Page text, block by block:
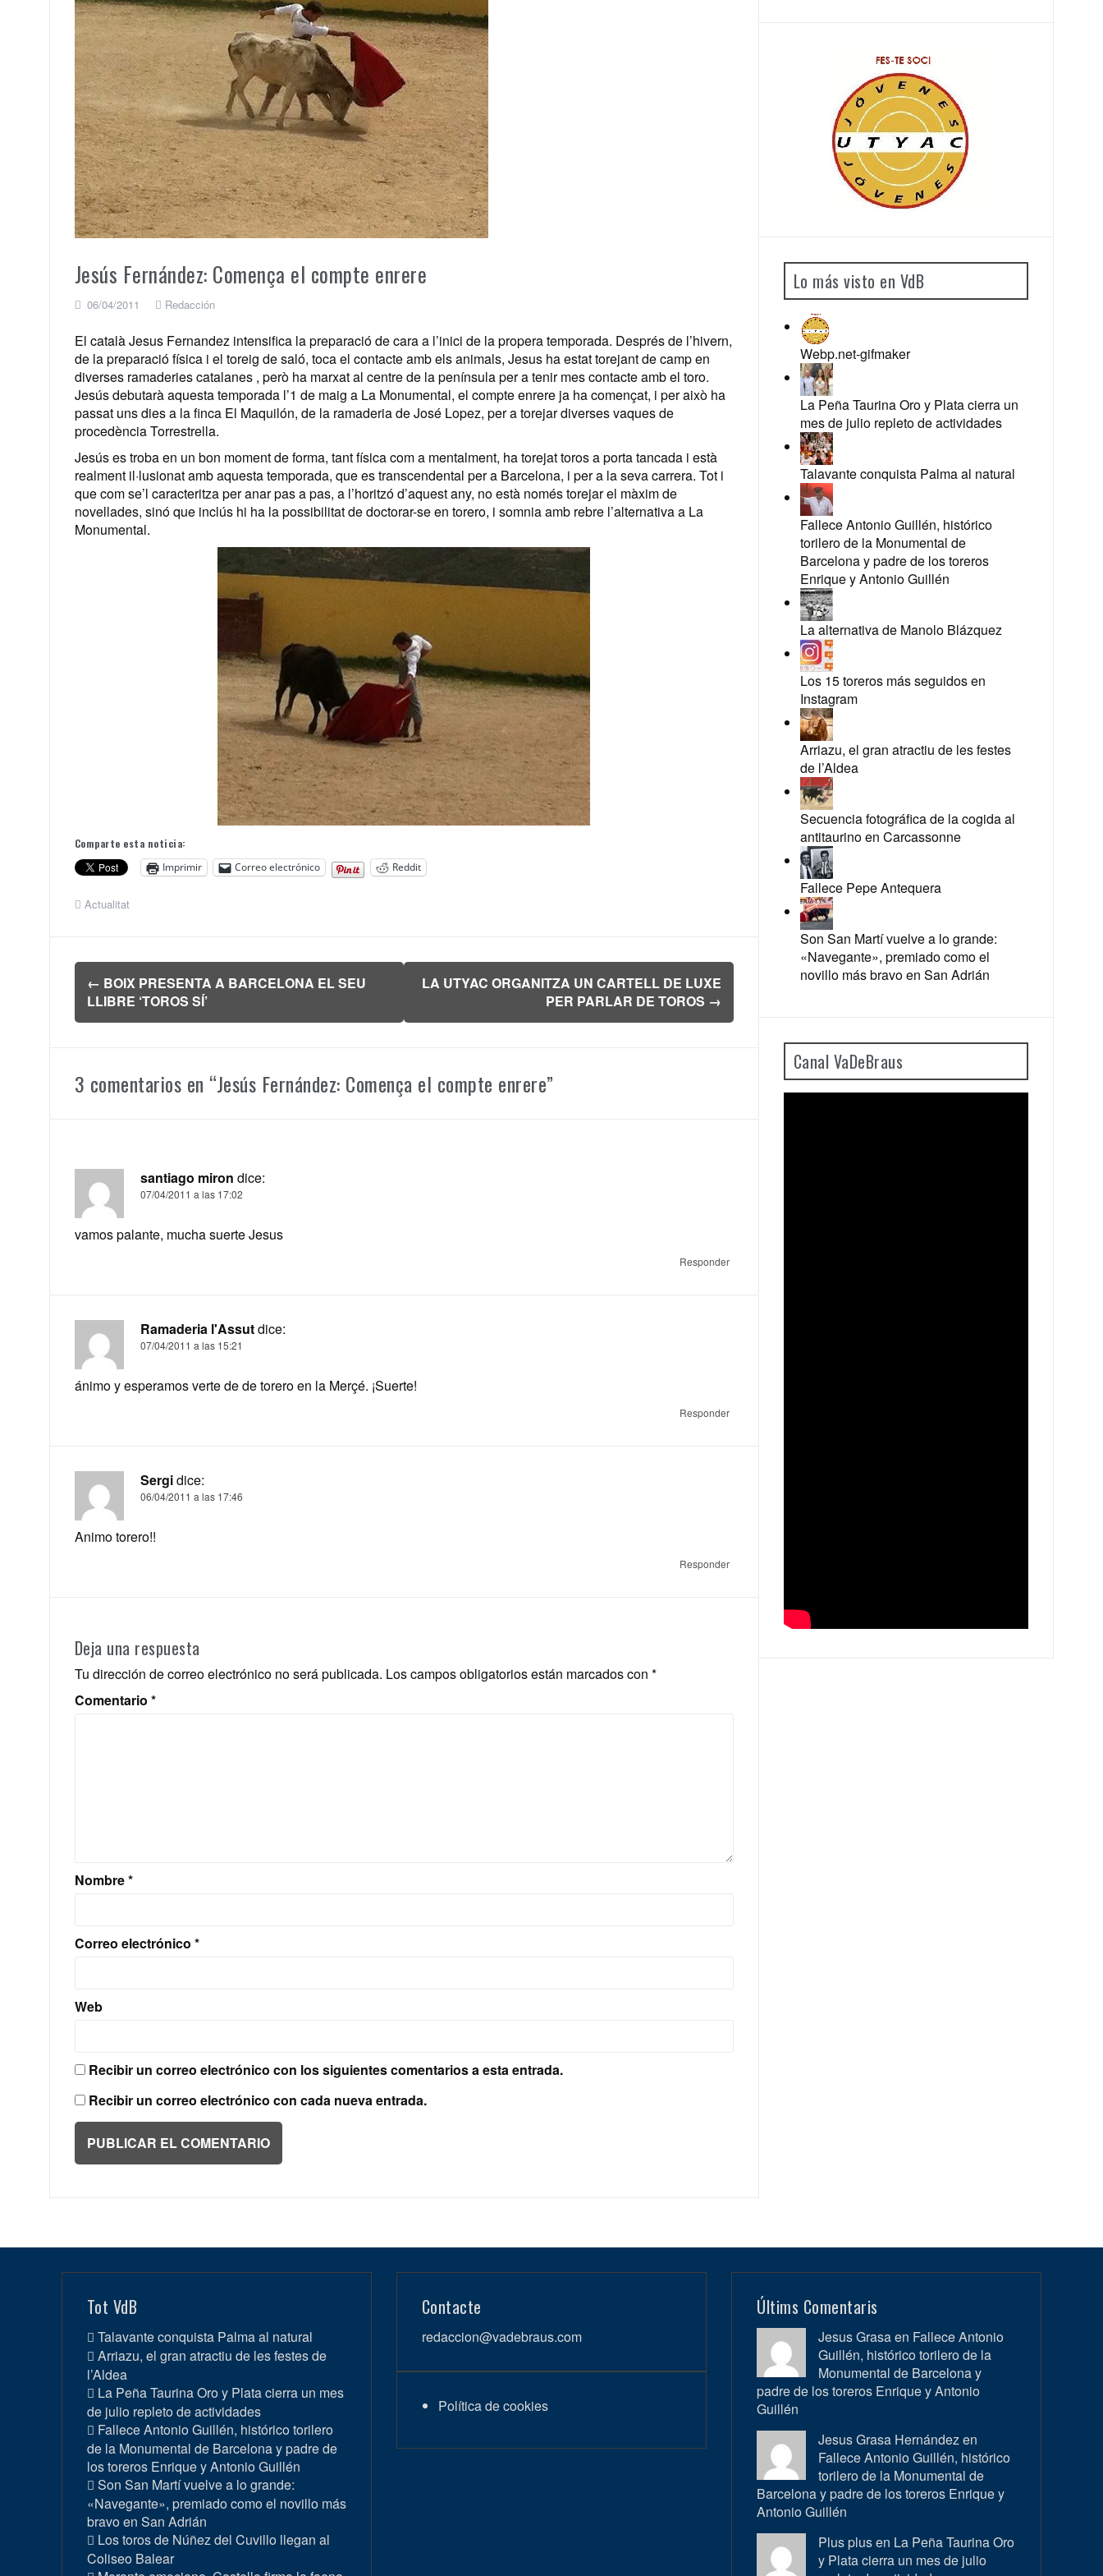
Jesús Fernández: Comença el compte enrere
06/04/2011 Redacción
El català Jesus Fernandez intensifica la preparació de cara a l’inici de la propera temporada. Després de l’hivern,
de la preparació física i el toreig de saló, toca el contacte amb els animals, Jesus ha estat torejant de camp en
diverses ramaderies catalanes , però ha marxat al centre de la península per a tenir mes contacte amb el toro.
Jesús debutarà aquesta temporada l’1 de maig a La Monumental, el compte enrere ja ha començat, i per això ha
passat uns dies a la finca El Maquilón, de la ramaderia de José Lopez, per a torejar diverses vaques de
procedència Torrestrella.
Jesús es troba en un bon moment de forma, tant física com a mentalment, ha torejat toros a porta tancada i està
realment il·lusionat amb aquesta temporada, que es transcendental per a Barcelona, i per a la seva carrera. Tot i
que com se’l caracteritza per anar pas a pas, a l’horitzó d’aquest any, no està només torejar el màxim de
novellades, sinó que inclús hi ha la possibilitat de doctorar-se en torero, i somnia amb rebre l’alternativa a La
Monumental.
Comparte esta noticia:
Imprimir
Correo electrónico Reddit
Actualitat
Navegación
de
entradas
← BOIX PRESENTA A BARCELONA EL SEU
LLIBRE ‘TOROS SÍ’
LA UTYAC ORGANITZA UN CARTELL DE LUXE
PER PARLAR DE TOROS →
3 comentarios en “Jesús Fernández: Comença el compte enrere”
santiago miron dice:
07/04/2011 a las 17:02
vamos palante, mucha suerte Jesus
Responder
Ramaderia l'Assutdice:
07/04/2011 a las 15:21
ánimo y esperamos verte de de torero en la Merçé. ¡Suerte!
Responder
Sergidice:
06/04/2011 a las 17:46
Animo torero!!
Responder
Deja una respuesta
Tu dirección de correo electrónico no será publicada. Los campos obligatorios están marcados con *
Comentario *
Nombre*
Correo electrónico *
Web
Recibir un correo electrónico con los siguientes comentarios a esta entrada.
Recibir un correo electrónico con cada nueva entrada.
Lo más visto en VdB
Webp.net-gifmaker
La Peña Taurina Oro y Plata cierra un
mes de julio repleto de actividades
Talavante conquista Palma al natural
Fallece Antonio Guillén, histórico
torilero de la Monumental de
Barcelona y padre de los toreros
Enrique y Antonio Guillén
La alternativa de Manolo Blázquez
Los 15 toreros más seguidos en
Instagram
Arriazu, el gran atractiu de les festes
de l’Aldea
Secuencia fotográfica de la cogida al
antitaurino en Carcassonne
Fallece Pepe Antequera
Son San Martí vuelve a lo grande:
«Navegante», premiado como el
novillo más bravo en San Adrián
Canal VaDeBraus
Tot VdB
Talavante conquista Palma al natural
Arriazu, el gran atractiu de les festes de
l’Aldea
La Peña Taurina Oro y Plata cierra un mes
de julio repleto de actividades
Fallece Antonio Guillén, histórico torilero
de la Monumental de Barcelona y padre de
los toreros Enrique y Antonio Guillén
Son San Martí vuelve a lo grande:
«Navegante», premiado como el novillo más
bravo en San Adrián
Los toros de Núñez del Cuvillo llegan al
Coliseo Balear
Contacte
redaccion@vadebraus.com
Política de cookies
Últims Comentaris
Jesus Grasa en Fallece Antonio
Guillén, histórico torilero de la
Monumental de Barcelona y
padre de los toreros Enrique y Antonio
Guillén
Jesus Grasa Hernández en
Fallece Antonio Guillén, histórico
torilero de la Monumental de
Barcelona y padre de los toreros Enrique y
Antonio Guillén
Plus plus en La Peña Taurina Oro
y Plata cierra un mes de julio